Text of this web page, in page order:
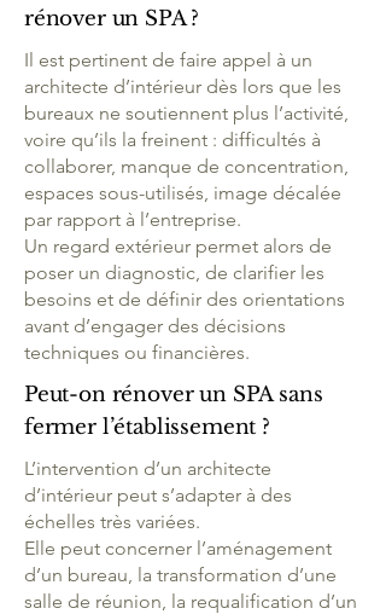
rénover un SPA ?
Il est pertinent de faire appel à un
architecte d’intérieur dès lors que les
bureaux ne soutiennent plus l’activité,
voire qu’ils la freinent : difficultés à
collaborer, manque de concentration,
espaces sous-utilisés, image décalée
par rapport à l’entreprise.
Un regard extérieur permet alors de
poser un diagnostic, de clarifier les
besoins et de définir des orientations
avant d’engager des décisions
techniques ou financières.
Peut-on rénover un SPA sans
fermer l’établissement ?
L’intervention d’un architecte
d’intérieur peut s’adapter à des
échelles très variées.
Elle peut concerner l’aménagement
d’un bureau, la transformation d’une
salle de réunion, la requalification d’un